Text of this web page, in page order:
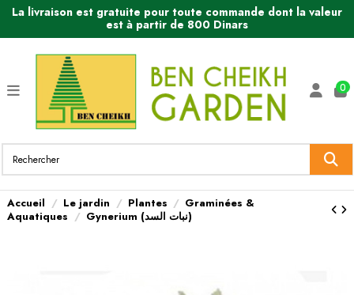
La livraison est gratuite pour toute commande dont la valeur
est à partir de 800 Dinars
0
Accueil Le jardin Plantes
Graminées &
Aquatiques
Gynerium (نبات السد)